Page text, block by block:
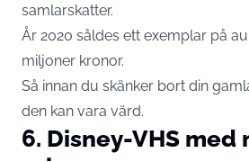
samlarskatter.
År 2020 såldes ett exemplar på
miljoner kronor.
Så innan du skänker bort din
den kan vara värd.
6. Disney-VHS med